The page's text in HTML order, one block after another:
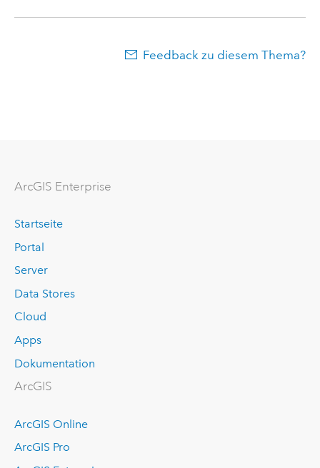
Feedback zu diesem Thema?
ArcGIS Enterprise
Startseite
Portal
Server
Data Stores
Cloud
Apps
Dokumentation
ArcGIS
ArcGIS Online
ArcGIS Pro